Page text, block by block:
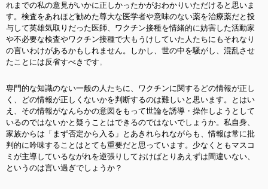
れまでの私の意見がいかに正しかったかがおわかりいただけると思いま
す。検査をあれほど勧めた尊大な医学者や意味のない薬を治療薬だと投
与して英雄気取りだった医師、ワクチン接種を情緒的に妨害した活動家
や不必要な検査やワクチン接種で大もうけしていた人たちにもそれなり
の言いわけがあるかもしれません。しかし、世の中を騒がし、混乱させ
たことには反省すべきです。
専門的な知識のない一般の人たちに、ワクチンに関するどの情報が正し
く、どの情報が正しくないかを判断するのは難しいと思います。とはい
え、その情報がなんらかの意図をもって世論を誘導・操作しようとして
いるのではないかと疑うことはできるのではないでしょうか。私自身、
家族からは「まず否定から入る」とあきれられながらも、情報は常に批
判的に吟味すること はとても重要だと思っています。少なくともマスコ
ミが主導しているながれを逆張りしておけばとりあえずは間違いない、
というのは言い過ぎでしょうか？